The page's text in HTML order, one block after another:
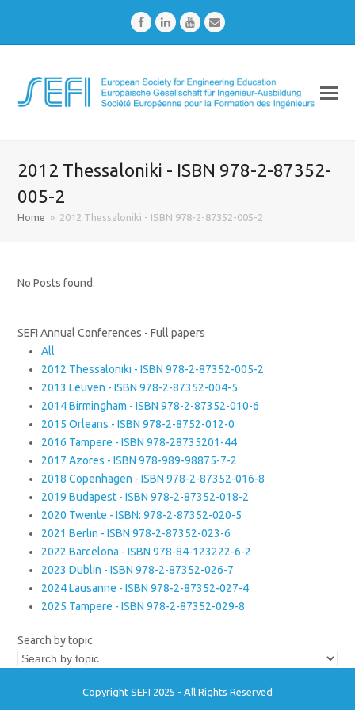
FacebookLinkedInYoutubeEmail
2012 Thessaloniki - ISBN 978-2-87352-
005-2
Home » 2012 Thessaloniki - ISBN 978-2-87352-005-2
No Posts found.
SEFI Annual Conferences - Full papers
All
2012 Thessaloniki - ISBN 978-2-87352-005-2
2013 Leuven - ISBN 978-2-87352-004-5
2014 Birmingham - ISBN 978-2-87352-010-6
2015 Orleans - ISBN 978-2-8752-012-0
2016 Tampere - ISBN 978-28735201-44
2017 Azores - ISBN 978-989-98875-7-2
2018 Copenhagen - ISBN 978-2-87352-016-8
2019 Budapest - ISBN 978-2-87352-018-2
2020 Twente - ISBN: 978-2-87352-020-5
2021 Berlin - ISBN 978-2-87352-023-6
2022 Barcelona - ISBN 978-84-123222-6-2
2023 Dublin - ISBN 978-2-87352-026-7
2024 Lausanne - ISBN 978-2-87352-027-4
2025 Tampere - ISBN 978-2-87352-029-8
Search by topic
Copyright SEFI 2025 - All Rights Reserved